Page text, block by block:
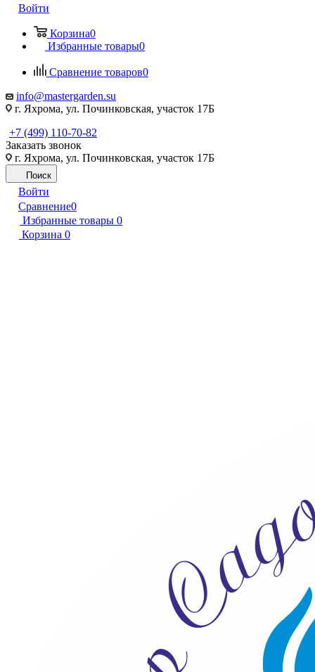
Войти
Корзина0
Избранные товары0
Сравнение товаров0
info@mastergarden.su
г. Яхрома, ул. Починковская, участок 17Б
+7 (499) 110-70-82
Заказать звонок
г. Яхрома, ул. Починковская, участок 17Б
Поиск
Войти
Сравнение0
Избранные товары 0
Корзина 0